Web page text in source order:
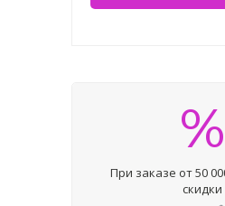
%
При заказе от 50
скидки